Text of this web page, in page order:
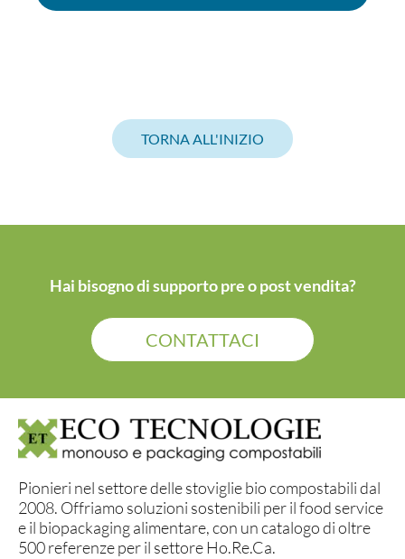
TORNA ALL'INIZIO
Hai bisogno di supporto pre o post vendita?
CONTATTACI
Pionieri nel settore delle stoviglie bio compostabili dal
2008. Offriamo soluzioni sostenibili per il food service
e il biopackaging alimentare, con un catalogo di oltre
500 referenze per il settore Ho.Re.Ca.